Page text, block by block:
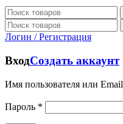
Логин / Регистрация
ВходСоздать аккаунт
Имя пользователя или Email
Пароль *